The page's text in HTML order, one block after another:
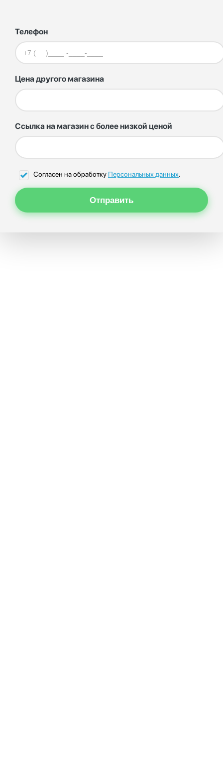
Телефон
Цена другого магазина
Ссылка на магазин с более низкой ценой
Согласен на обработку Персональных данных.
Отправить